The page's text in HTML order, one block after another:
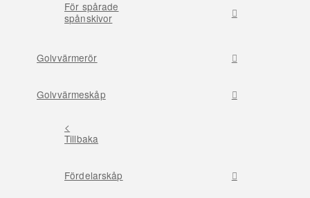
För spårade
spånskivor
Golvvärmerör
Golvvärmeskåp
<
Tillbaka
Fördelarskåp